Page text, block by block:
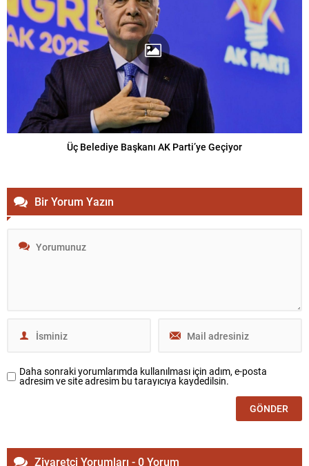
Üç Belediye Başkanı AK Parti’ye Geçiyor
Bir Yorum Yazın
Daha sonraki yorumlarımda kullanılması için adım, e-posta
adresim ve site adresim bu tarayıcıya kaydedilsin.
Ziyaretçi Yorumları - 0 Yorum